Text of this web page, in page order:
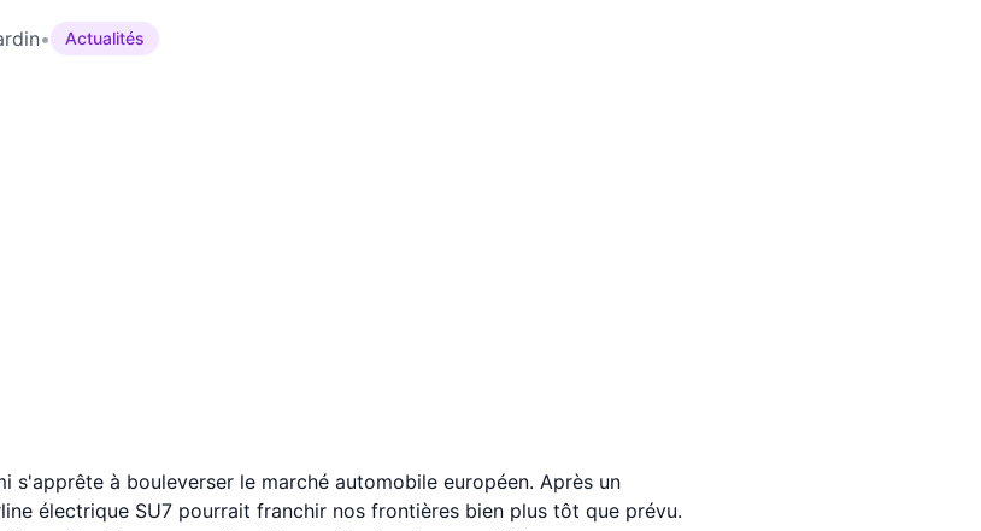
• Actualités
s'apprête à bouleverser le marché automobile européen. Après un
électrique SU7 pourrait franchir nos frontières bien plus tôt que prévu.